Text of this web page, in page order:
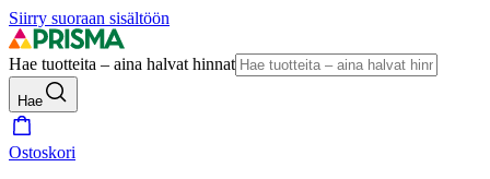
Siirry suoraan sisältöön
Hae tuotteita – aina halvat hinnat
Hae
Ostoskori